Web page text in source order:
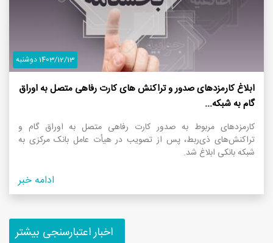
1403/12/13 دوشنبه
ابلاغ کارمزدهای صدور و تراکنش های کارت رفاهی متصل به اوراق
گام به شبکه...
کارمزدهای مربوط به صدور کارت رفاهی متصل به اوراق گام و
تراکنش‌های ذی‌ربط، پس از تصویب در هیأت عامل بانک مرکزی به
شبکه بانکی ابلاغ شد.
ادامه خبر
اخبار اعتبارسنجی بیشتر